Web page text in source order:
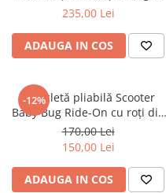
235,00 Lei
ADAUGA IN COS
-12%
Tricicletă pliabilă Scooter
Baby Bug Ride-On cu roți din
silicon - Roz
170,00 Lei
150,00 Lei
ADAUGA IN COS